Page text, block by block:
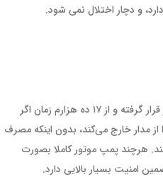
و دچار اختلال نمی شود.
فیوز محافظ جان در سر راه اصلی موتور قرار گرفته و از ۱۷ ده هزارم زمان اگر
مدار خارج می‌کند، بدون اینکه مصرف
هرچند پمپ موتور کاملا بصورت
امنیت بسیار بالایی دارد.